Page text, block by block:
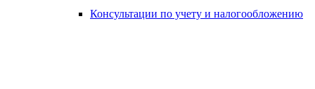
Консультации по учету и налогообложению